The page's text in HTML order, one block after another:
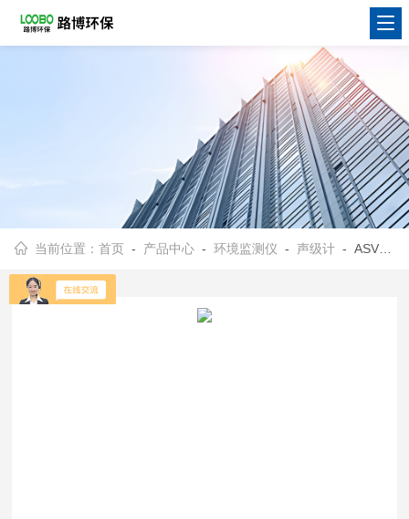
当前位置：首页 - 产品中心 -环境监测仪 -声级计 - ASV5910型ASV5910型个人声暴露计